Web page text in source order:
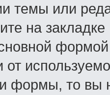
темы или
на
от
формы, то вы